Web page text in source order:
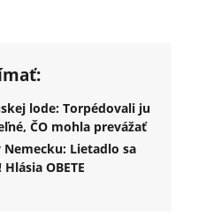
lode: Torpédovali ju
ČO mohla prevážať
Nemecku: Lietadlo sa
OBETE